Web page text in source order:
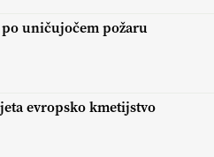
uničujočem požaru
evropsko kmetijstvo